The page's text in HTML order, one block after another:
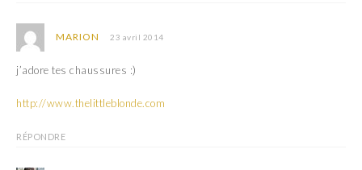
MARION 23 avril 2014
j’adore tes chaussures :)
http://www.thelittleblonde.com
RÉPONDRE